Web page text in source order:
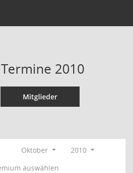
2010
Mitglieder
Oktober
2010
auswählen